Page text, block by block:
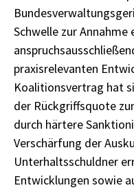
Schwelle zur
praxisrelevanten
Koalitionsvertrag hat
der Rückgriffsquote
durch härtere
Verschärfung der
Unterhaltsschuldner
Entwicklungen sowie